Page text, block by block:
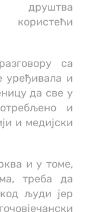
друштва
са
уређивала и
да све у
и
и медијски
и у томе,
треба да
људи јер